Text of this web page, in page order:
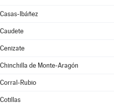
Casas-Ibáñez
Caudete
Cenizate
Chinchilla de Monte-Aragón
Corral-Rubio
Cotillas